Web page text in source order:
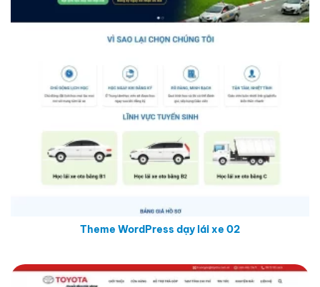
Theme WordPress dạy lái xe 02